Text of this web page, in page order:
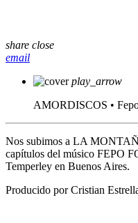
share close
email
play_arrow
AMORDISCOS •
Nos subimos a LA
capítulos del músico FEPO
Temperley en Buenos Aires.
Producido por Cristian